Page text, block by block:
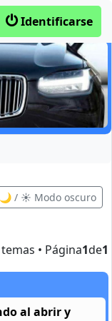
Identificarse
🌙 / ☀️ Modo oscuro
• Página1de1
al abrir y